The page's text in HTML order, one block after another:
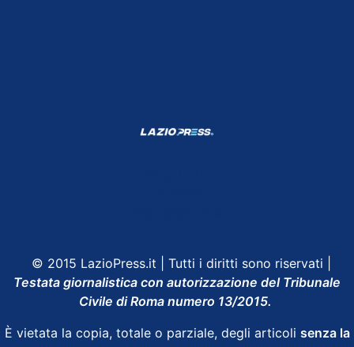
© 2015 LazioPress.it | Tutti i diritti sono riservati |
Testata giornalistica con autorizzazione del Tribunale
Civile di Roma numero 13/2015.
È vietata la copia, totale o parziale, degli articoli senza la